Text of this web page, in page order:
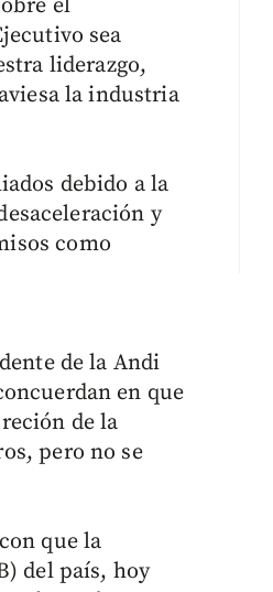
el
sea
liderazgo,
la industria
debido a la
y
como
de la Andi
en que
de la
pero no se
que la
del país, hoy